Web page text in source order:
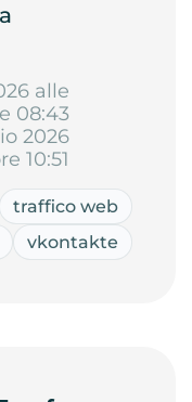
alle
08:43
2026
10:51
traffico web
vkontakte